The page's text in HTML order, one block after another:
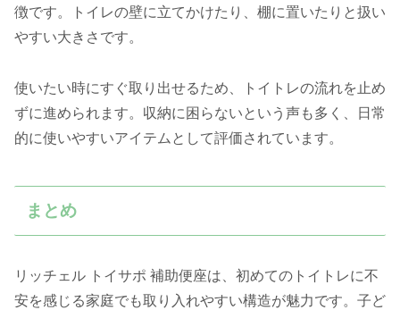
徴です。トイレの壁に立てかけたり、棚に置いたりと扱い
やすい大きさです。
使いたい時にすぐ取り出せるため、トイトレの流れを止め
ずに進められます。収納に困らないという声も多く、日常
的に使いやすいアイテムとして評価されています。
まとめ
リッチェル トイサポ 補助便座は、初めてのトイトレに不
安を感じる家庭でも取り入れやすい構造が魅力です。子ど